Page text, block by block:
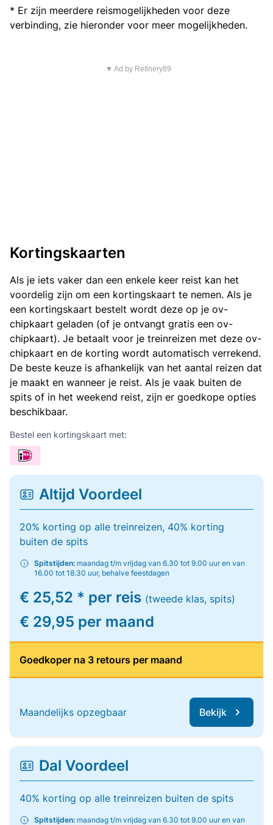
* Er zijn meerdere reismogelijkheden voor deze
verbinding, zie hieronder voor meer mogelijkheden.
▼ Ad by Refinery89
Kortingskaarten
Als je iets vaker dan een enkele keer reist kan het
voordelig zijn om een kortingskaart te nemen. Als je
een kortingskaart bestelt wordt deze op je ov-
chipkaart geladen (of je ontvangt gratis een ov-
chipkaart). Je betaalt voor je treinreizen met deze ov-
chipkaart en de korting wordt automatisch verrekend.
De beste keuze is afhankelijk van het aantal reizen dat
je maakt en wanneer je reist. Als je vaak buiten de
spits of in het weekend reist, zijn er goedkope opties
beschikbaar.
Bestel een kortingskaart met:
Altijd Voordeel
20% korting op alle treinreizen, 40% korting
buiten de spits
Spitstijden: maandag t/m vrijdag van 6.30 tot 9.00 uur en van
16.00 tot 18.30 uur, behalve feestdagen
€ 25,52 * per reis (tweede klas, spits)
€ 29,95 per maand
Goedkoper na 3 retours per maand
Maandelijks opzegbaar Bekijk
Dal Voordeel
40% korting op alle treinreizen buiten de spits
Spitstijden: maandag t/m vrijdag van 6.30 tot 9.00 uur en van